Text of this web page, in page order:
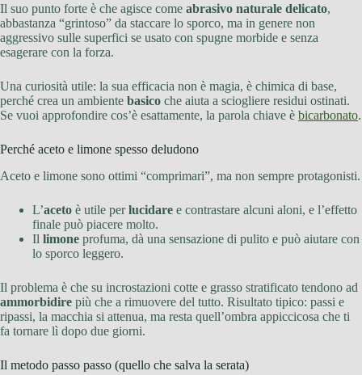
Il suo punto forte è che agisce come abrasivo naturale delicato,
abbastanza “grintoso” da staccare lo sporco, ma in genere non
aggressivo sulle superfici se usato con spugne morbide e senza
esagerare con la forza.
Una curiosità utile: la sua efficacia non è magia, è chimica di base,
perché crea un ambiente basico che aiuta a sciogliere residui ostinati.
Se vuoi approfondire cos’è esattamente, la parola chiave è bicarbonato.
Perché aceto e limone spesso deludono
Aceto e limone sono ottimi “comprimari”, ma non sempre protagonisti.
L’aceto è utile perlucidare e contrastare alcuni aloni, e l’effetto
finale può piacere molto.
Il limone profuma, dà una sensazione di pulito e può aiutare con
lo sporco leggero.
Il problema è che su incrostazioni cotte e grasso stratificato tendono ad
ammorbidire più che a rimuovere del tutto. Risultato tipico: passi e
ripassi, la macchia si attenua, ma resta quell’ombra appiccicosa che ti
fa tornare lì dopo due giorni.
Il metodo passo passo (quello che salva la serata)